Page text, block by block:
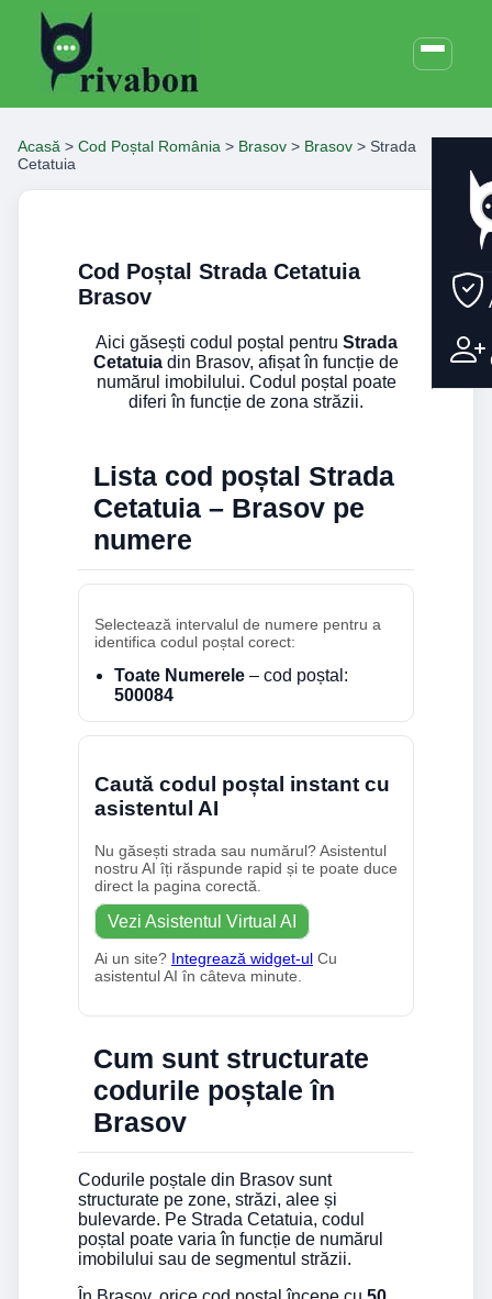
Acasă > Cod Poștal România > Brasov > Brasov > Strada
Cetatuia
Cod Poștal Strada Cetatuia
Brasov
Aici găsești codul poștal pentru Strada
Cetatuia din Brasov, afișat în funcție de
numărul imobilului. Codul poștal poate
diferi în funcție de zona străzii.
Lista cod poștal Strada
Cetatuia – Brasov pe
numere
Selectează intervalul de numere pentru a
identifica codul poștal corect:
Toate Numerele – cod poștal:
500084
Caută codul poștal instant cu
asistentul AI
Nu găsești strada sau numărul? Asistentul
nostru AI îți răspunde rapid și te poate duce
direct la pagina corectă.
Vezi Asistentul Virtual AI
Ai un site? Integrează widget-ul Cu
asistentul AI în câteva minute.
Cum sunt structurate
codurile poștale în
Brasov
Codurile poștale din Brasov sunt
structurate pe zone, străzi, alee și
bulevarde. Pe Strada Cetatuia, codul
poștal poate varia în funcție de numărul
imobilului sau de segmentul străzii.